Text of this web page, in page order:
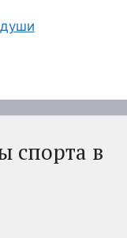
спорта в